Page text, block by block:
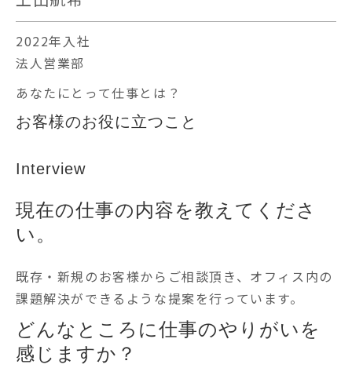
2022年入社
法人営業部
あなたにとって仕事とは？
お客様のお役に立つこと
Interview
現在の仕事の内容を教えてくださ
い。
既存・新規のお客様からご相談頂き、オフィス内の
課題解決ができるような提案を行っています。
どんなところに仕事のやりがいを
感じますか？